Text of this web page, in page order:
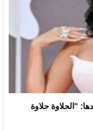
“الحلاوة حلاوة